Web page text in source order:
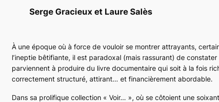
Serge Gracieux et Laure Salès
À une époque où à force de vouloir se montrer attrayants,
l’ineptie bêtifiante, il est paradoxal (mais rassurant) de
parviennent à produire du livre documentaire qui soit à la fois
correctement structuré, attirant… et financièrement abordable.
Dans sa prolifique collection « Voir… », où se côtoient une